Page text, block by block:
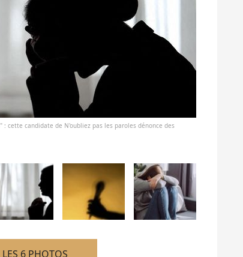
cette candidate de N'oubliez pas les paroles dénonce des
6 PHOTOS